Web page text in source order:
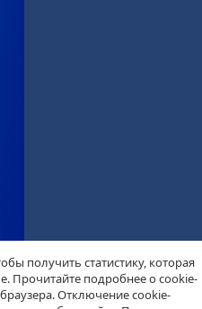
получить статистику, которая
Прочитайте подробнее о cookie-
Отключение cookie-